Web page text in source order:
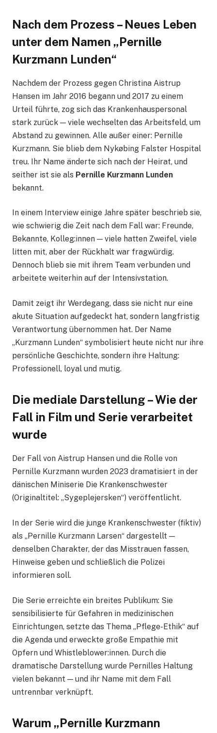
Nach dem Prozess – Neues Leben
unter dem Namen „Pernille
Kurzmann Lunden“
Nachdem der Prozess gegen Christina Aistrup
Hansen im Jahr 2016 begann und 2017 zu einem
Urteil führte, zog sich das Krankenhauspersonal
stark zurück — viele wechselten das Arbeitsfeld, um
Abstand zu gewinnen. Alle außer einer: Pernille
Kurzmann. Sie blieb dem Nykøbing Falster Hospital
treu. Ihr Name änderte sich nach der Heirat, und
seither ist sie als Pernille Kurzmann Lunden
bekannt.
In einem Interview einige Jahre später beschrieb sie,
wie schwierig die Zeit nach dem Fall war: Freunde,
Bekannte, Kolleg:innen — viele hatten Zweifel, viele
litten mit, aber der Rückhalt war fragwürdig.
Dennoch blieb sie mit ihrem Team verbunden und
arbeitete weiterhin auf der Intensivstation.
Damit zeigt ihr Werdegang, dass sie nicht nur eine
akute Situation aufgedeckt hat, sondern langfristig
Verantwortung übernommen hat. Der Name
„Kurzmann Lunden“ symbolisiert heute nicht nur ihre
persönliche Geschichte, sondern ihre Haltung:
Professionell, loyal und mutig.
Die mediale Darstellung – Wie der
Fall in Film und Serie verarbeitet
wurde
Der Fall von Aistrup Hansen und die Rolle von
Pernille Kurzmann wurden 2023 dramatisiert in der
dänischen Miniserie Die Krankenschwester
(Originaltitel: „Sygeplejersken“) veröffentlicht.
In der Serie wird die junge Krankenschwester (fiktiv)
als „Pernille Kurzmann Larsen“ dargestellt —
denselben Charakter, der das Misstrauen fassen,
Hinweise geben und schließlich die Polizei
informieren soll.
Die Serie erreichte ein breites Publikum: Sie
sensibilisierte für Gefahren in medizinischen
Einrichtungen, setzte das Thema „Pflege-Ethik“ auf
die Agenda und erweckte große Empathie mit
Opfern und Whistleblower:innen. Durch die
dramatische Darstellung wurde Pernilles Haltung
vielen bekannt — und ihr Name mit dem Fall
untrennbar verknüpft.
Warum „Pernille Kurzmann